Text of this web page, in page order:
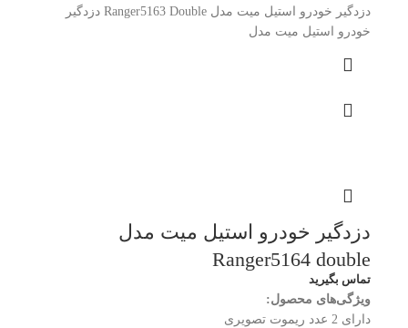
دزدگیر خودرو استیل میت مدل Ranger5163 Double دزدگیر
خودرو استیل میت مدل
دزدگیر خودرو استیل میت مدل
Ranger5164 double
تماس بگیرید
ویژگی‌های محصول:
دارای 2 عدد ریموت تصویری